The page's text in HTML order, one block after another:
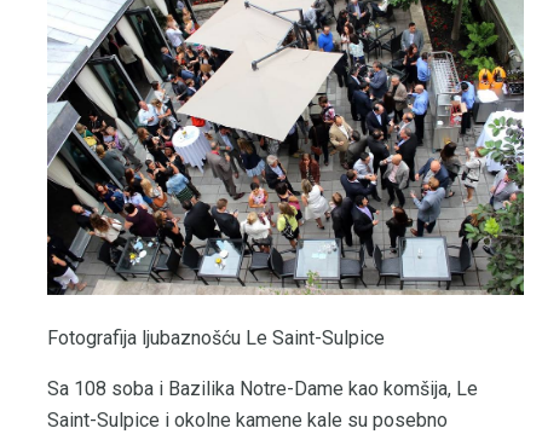
Fotografija ljubaznošću Le Saint-Sulpice
Sa 108 soba i Bazilika Notre-Dame kao komšija, Le
Saint-Sulpice i okolne kamene kale su posebno